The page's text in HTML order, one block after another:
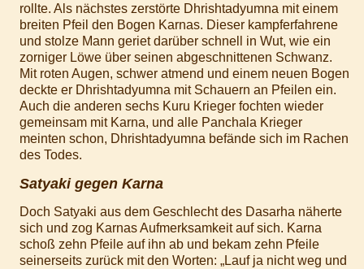
rollte. Als nächstes zerstörte Dhrishtadyumna mit einem
breiten Pfeil den Bogen Karnas. Dieser kampferfahrene
und stolze Mann geriet darüber schnell in Wut, wie ein
zorniger Löwe über seinen abgeschnittenen Schwanz.
Mit roten Augen, schwer atmend und einem neuen Bogen
deckte er Dhrishtadyumna mit Schauern an Pfeilen ein.
Auch die anderen sechs Kuru Krieger fochten wieder
gemeinsam mit Karna, und alle Panchala Krieger
meinten schon, Dhrishtadyumna befände sich im Rachen
des Todes.
Satyaki gegen Karna
Doch Satyaki aus dem Geschlecht des Dasarha näherte
sich und zog Karnas Aufmerksamkeit auf sich. Karna
schoß zehn Pfeile auf ihn ab und bekam zehn Pfeile
seinerseits zurück mit den Worten: „Lauf ja nicht weg und